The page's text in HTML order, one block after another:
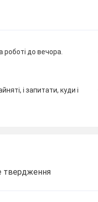
до вечора.
і запитати, куди і
твердження